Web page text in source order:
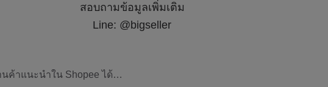
นค้าแนะนำใน Shopee ได้